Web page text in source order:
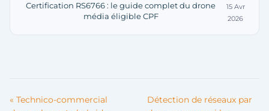
Certification RS6766 : le guide complet du drone
média éligible CPF
15 Avr
2026
« Technico-commercial
Détection de réseaux par